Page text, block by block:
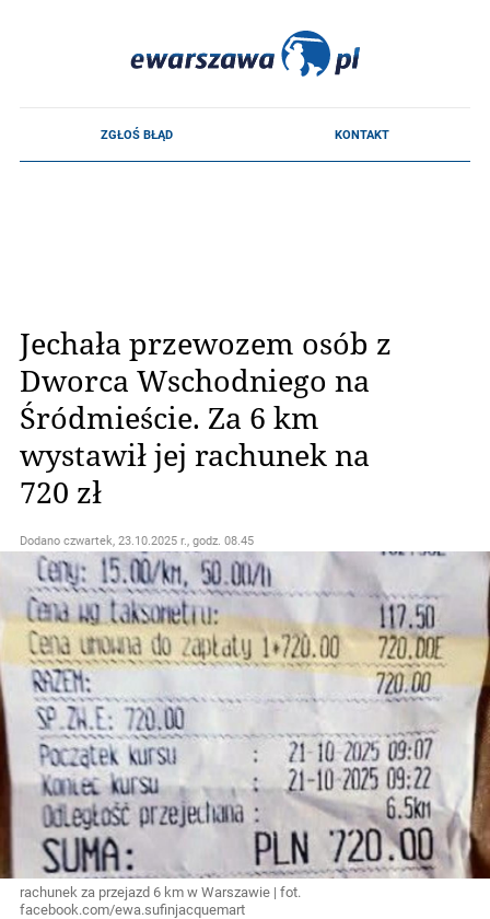
Jechała przewozem osób z
Dworca Wschodniego na
Śródmieście. Za 6 km
wystawił jej rachunek na
720 zł
Dodano czwartek, 23.10.2025 r., godz. 08.45
rachunek za przejazd 6 km w Warszawie | fot.
facebook.com/ewa.sufinjacquemart